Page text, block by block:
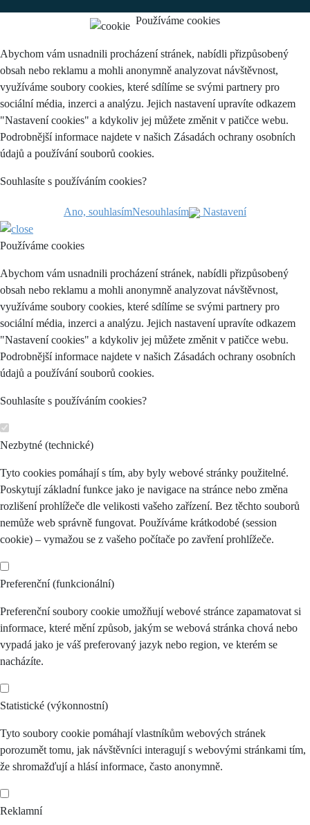
Používáme cookies
Abychom vám usnadnili procházení stránek, nabídli přizpůsobený
obsah nebo reklamu a mohli anonymně analyzovat návštěvnost,
využíváme soubory cookies, které sdílíme se svými partnery pro
sociální média, inzerci a analýzu. Jejich nastavení upravíte odkazem
"Nastavení cookies" a kdykoliv jej můžete změnit v patičce webu.
Podrobnější informace najdete v našich Zásadách ochrany osobních
údajů a používání souborů cookies.
Souhlasíte s používáním cookies?
Ano, souhlasímNesouhlasím Nastavení
Používáme cookies
Abychom vám usnadnili procházení stránek, nabídli přizpůsobený
obsah nebo reklamu a mohli anonymně analyzovat návštěvnost,
využíváme soubory cookies, které sdílíme se svými partnery pro
sociální média, inzerci a analýzu. Jejich nastavení upravíte odkazem
"Nastavení cookies" a kdykoliv jej můžete změnit v patičce webu.
Podrobnější informace najdete v našich Zásadách ochrany osobních
údajů a používání souborů cookies.
Souhlasíte s používáním cookies?
Nezbytné (technické)
Tyto cookies pomáhají s tím, aby byly webové stránky použitelné.
Poskytují základní funkce jako je navigace na stránce nebo změna
rozlišení prohlížeče dle velikosti vašeho zařízení. Bez těchto souborů
nemůže web správně fungovat. Používáme krátkodobé (session
cookie) – vymažou se z vašeho počítače po zavření prohlížeče.
Preferenční (funkcionální)
Preferenční soubory cookie umožňují webové stránce zapamatovat si
informace, které mění způsob, jakým se webová stránka chová nebo
vypadá jako je váš preferovaný jazyk nebo region, ve kterém se
nacházíte.
Statistické (výkonnostní)
Tyto soubory cookie pomáhají vlastníkům webových stránek
porozumět tomu, jak návštěvníci interagují s webovými stránkami tím,
že shromažďují a hlásí informace, často anonymně.
Reklamní